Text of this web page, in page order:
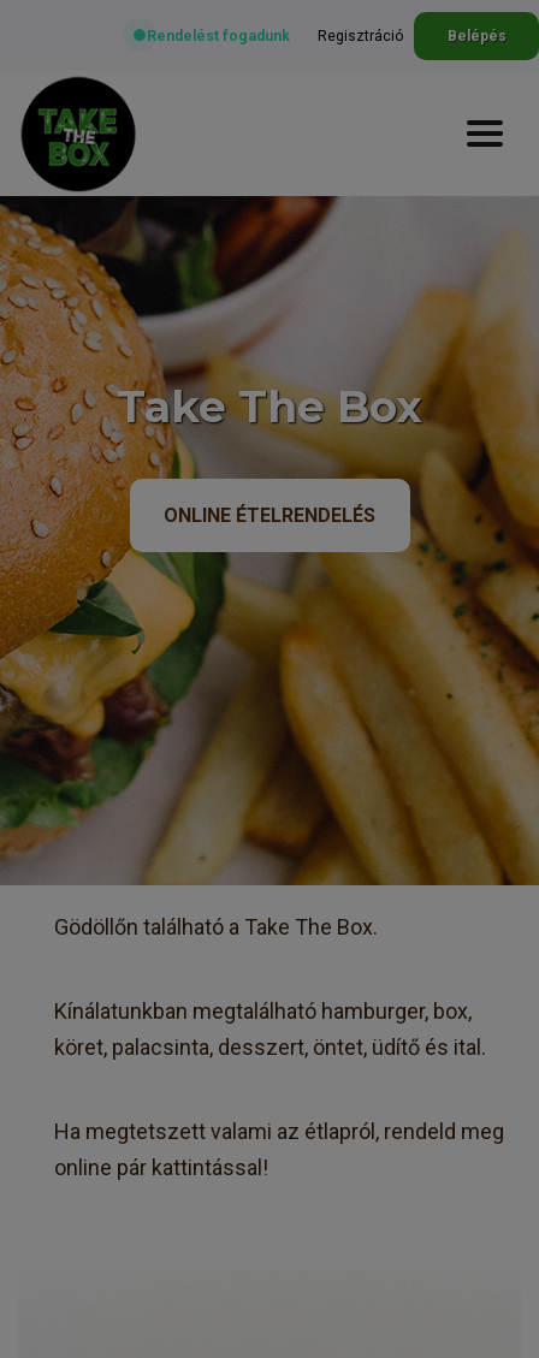
Rendelést fogadunk Regisztráció Belépés
Take The Box
ONLINE ÉTELRENDELÉS
Gödöllőn található a Take The Box.
Kínálatunkban megtalálható hamburger, box,
köret, palacsinta, desszert, öntet, üdítő és ital.
Ha megtetszett valami az étlapról, rendeld meg
online pár kattintással!